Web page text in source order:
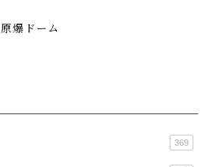
原爆ドーム
369